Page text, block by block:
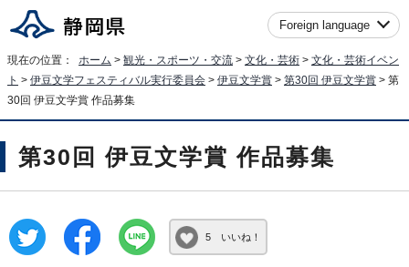
Foreign language
現在の位置： ホーム > 観光・スポーツ・交流 > 文化・芸術 > 文化・芸術イベン
ト > 伊豆文学フェスティバル実行委員会 > 伊豆文学賞 > 第30回 伊豆文学賞 > 第
30回 伊豆文学賞 作品募集
第30回 伊豆文学賞 作品募集
5 いいね！